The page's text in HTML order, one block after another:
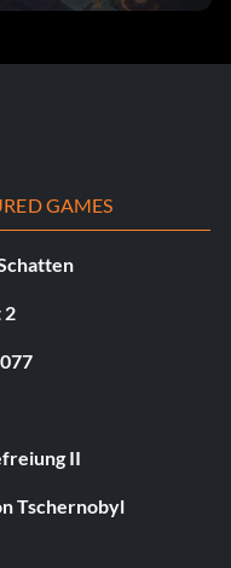
GAMES
2
II
Tschernobyl